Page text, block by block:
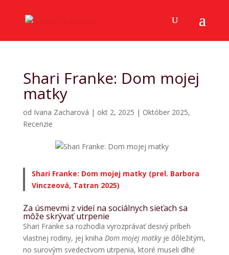
Shari Franke: Dom mojej
matky
od Ivana Zacharová | okt 2, 2025 | Október 2025,
Recenzie
Shari Franke: Dom mojej matky (prel. Barbora
Vinczeová, Tatran 2025)
Za úsmevmi z videí na sociálnych sieťach sa
môže skrývať utrpenie
Shari Franke sa rozhodla vyrozprávať desivý príbeh
vlastnej rodiny, jej kniha Dom mojej matkyje dôležitým,
no surovým svedectvom utrpenia, ktoré museli dlhé